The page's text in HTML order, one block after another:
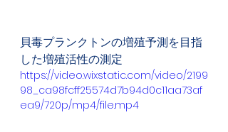
貝毒プランクトンの増殖予測を目指
した増殖活性の測定
https://video.wixstatic.com/video/2199
98_ca98fcff25574d7b94d0c11aa73af
ea9/720p/mp4/file.mp4